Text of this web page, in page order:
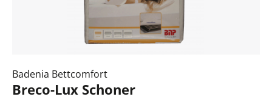
Badenia Bettcomfort
Breco-Lux Schoner